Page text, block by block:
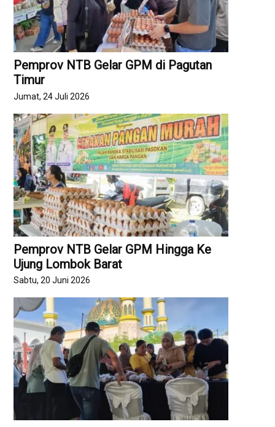
Pemprov NTB Gelar GPM di Pagutan
Timur
Jumat, 24 Juli 2026
Pemprov NTB Gelar GPM Hingga Ke
Ujung Lombok Barat
Sabtu, 20 Juni 2026